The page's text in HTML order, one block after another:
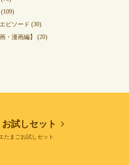
ピソード (30)
・漫画編】
(20)
試しセット
たまごお試しセット